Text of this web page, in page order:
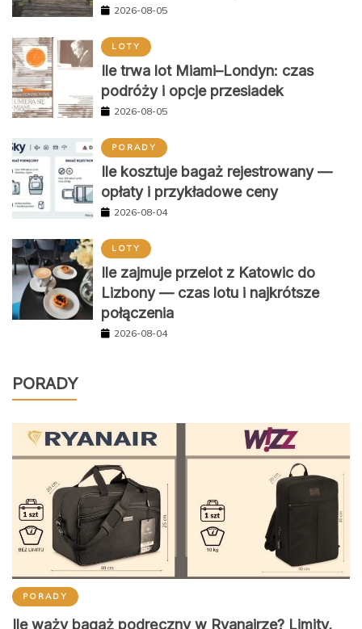
2026-08-05
LOTY
Ile trwa lot Miami–Londyn: czas
podróży i opcje przesiadek
2026-08-05
PORADY
Ile kosztuje bagaż rejestrowany —
opłaty i przykładowe ceny
2026-08-04
LOTY
Ile zajmuje przelot z Katowic do
Lizbony — czas lotu i najkrótsze
połączenia
2026-08-04
PORADY
PORADY
Ile waży bagaż podręczny w Ryanairze? Limity,